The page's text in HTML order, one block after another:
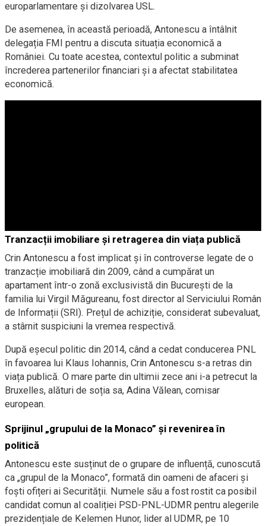
europarlamentare și dizolvarea USL.
De asemenea, în această perioadă, Antonescu a întâlnit
delegația FMI pentru a discuta situația economică a
României. Cu toate acestea, contextul politic a subminat
încrederea partenerilor financiari și a afectat stabilitatea
economică.
Tranzacții imobiliare și retragerea din viața publică
Crin Antonescu a fost implicat și în controverse legate de o
tranzacție imobiliară din 2009, când a cumpărat un
apartament într-o zonă exclusivistă din București de la
familia lui Virgil Măgureanu, fost director al Serviciului Român
de Informații (SRI). Prețul de achiziție, considerat subevaluat,
a stârnit suspiciuni la vremea respectivă.
După eșecul politic din 2014, când a cedat conducerea PNL
în favoarea lui Klaus Iohannis, Crin Antonescu s-a retras din
viața publică. O mare parte din ultimii zece ani i-a petrecut la
Bruxelles, alături de soția sa, Adina Vălean, comisar
european.
Sprijinul „grupului de la Monaco” și revenirea în
politică
Antonescu este susținut de o grupare de influență, cunoscută
ca „grupul de la Monaco”, formată din oameni de afaceri și
foști ofițeri ai Securității. Numele său a fost rostit ca posibil
candidat comun al coaliției PSD-PNL-UDMR pentru alegerile
prezidențiale de Kelemen Hunor, lider al UDMR, pe 10